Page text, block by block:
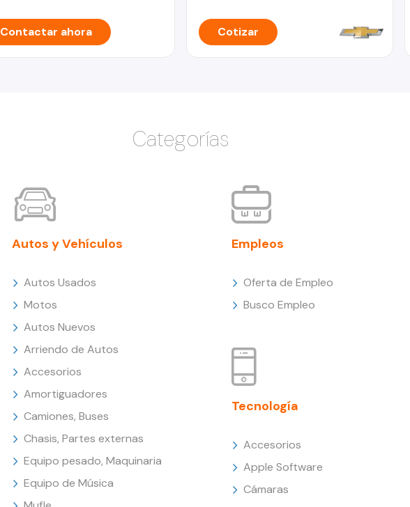
Contactar ahora Cotizar
Categorías
Autos y Vehículos
Autos Usados
Motos
Autos Nuevos
Arriendo de Autos
Accesorios
Amortiguadores
Camiones, Buses
Chasis, Partes externas
Equipo pesado, Maquinaria
Equipo de Música
Empleos
Oferta de Empleo
Busco Empleo
Tecnología
Accesorios
Apple Software
Cámaras